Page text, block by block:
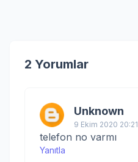
2 Yorumlar
Unknown
9 Ekim 2020 20:21
telefon no varmı
Yanıtla